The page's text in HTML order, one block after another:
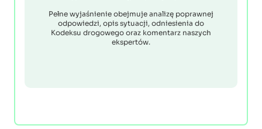
Pełne wyjaśnienie obejmuje analizę poprawnej
odpowiedzi, opis sytuacji, odniesienia do
Kodeksu drogowego oraz komentarz naszych
ekspertów.